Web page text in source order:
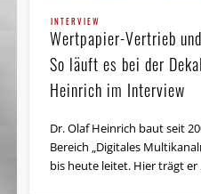
INTERVIEW
Wertpapier-Vertrieb
So läuft es bei der
Heinrich im Interview
Dr. Olaf Heinrich baut seit
Bereich „Digitales
bis heute leitet. Hier trägt er